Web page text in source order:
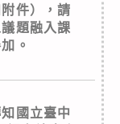
件），請
題融入課
。
國立臺中